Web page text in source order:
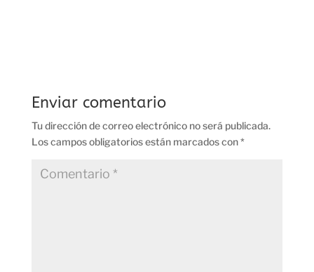
Enviar comentario
Tu dirección de correo electrónico no será publicada.
Los campos obligatorios están marcados con*